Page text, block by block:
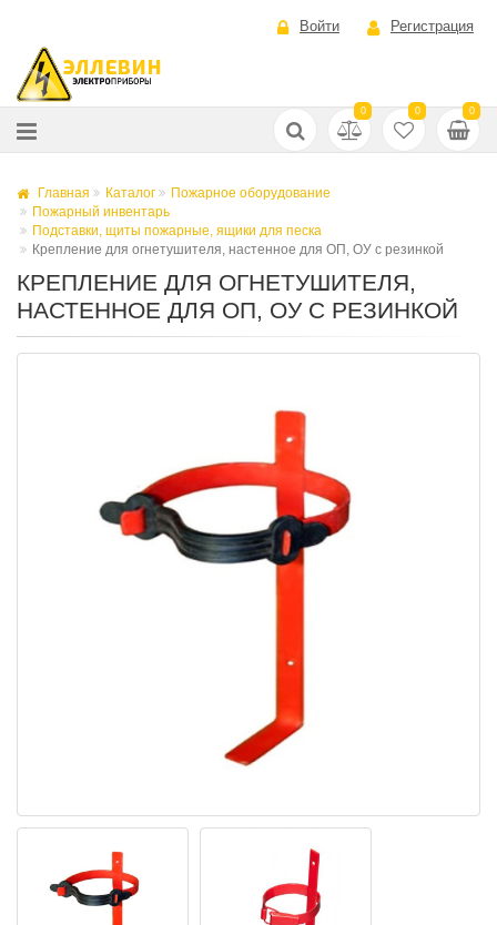
Войти Регистрация
0 0 0
Главная Каталог
Пожарное оборудование
Пожарный инвентарь
Подставки, щиты пожарные, ящики для песка
Крепление для огнетушителя, настенное для ОП, ОУ с резинкой
КРЕПЛЕНИЕ ДЛЯ ОГНЕТУШИТЕЛЯ,
НАСТЕННОЕ ДЛЯ ОП, ОУ С РЕЗИНКОЙ